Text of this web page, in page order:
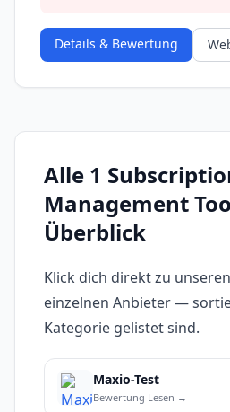
Details & Bewertung
Alle 1
Management
Überblick
Klick dich direkt zu
einzelnen Anbieter —
Kategorie gelistet sind.
Maxio-Test
Bewertung Lesen →